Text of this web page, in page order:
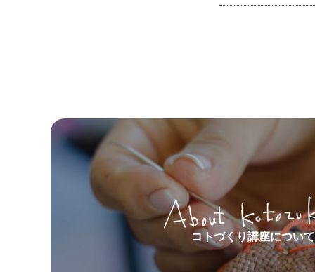
コトづくり講座について